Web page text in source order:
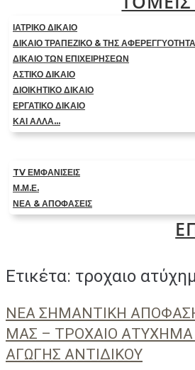
ΙΑΤΡΙΚΟ ΔΙΚΑΙΟ
ΔΙΚΑΙΟ ΤΡΑΠΕΖΙΚΟ & ΤΗΣ
ΔΙΚΑΙΟ ΤΩΝ ΕΠΙΧΕΙΡΗΣΕΩΝ
ΑΣΤΙΚΟ ΔΙΚΑΙΟ
ΔΙΟΙΚΗΤΙΚΟ ΔΙΚΑΙΟ
ΕΡΓΑΤΙΚΟ ΔΙΚΑΙΟ
ΚΑΙ ΑΛΛΑ…
TV ΕΜΦΑΝΙΣΕΙΣ
Μ.Μ.Ε.
ΝΕΑ & ΑΠΟΦΑΣΕΙΣ
Ετικέτα: τροχαιο
ΝΕΑ ΣΗΜΑΝΤΙΚΗ
ΜΑΣ – ΤΡΟΧΑΙΟ
ΑΓΩΓΗΣ ΑΝΤΙΔΙΚΟΥ